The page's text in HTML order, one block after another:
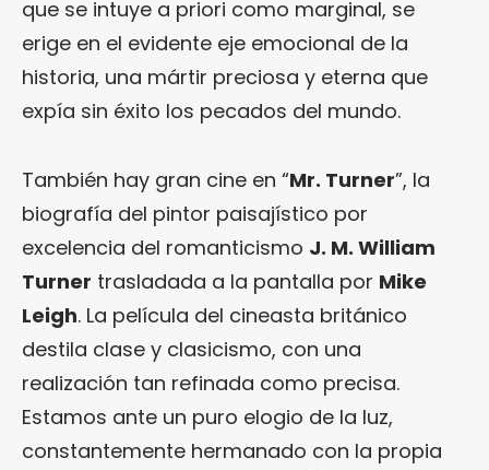
que se intuye a priori como marginal, se
erige en el evidente eje emocional de la
historia, una mártir preciosa y eterna que
expía sin éxito los pecados del mundo.
También hay gran cine en “Mr. Turner”, la
biografía del pintor paisajístico por
excelencia del romanticismo J. M. William
Turner trasladada a la pantalla por Mike
Leigh. La película del cineasta británico
destila clase y clasicismo, con una
realización tan refinada como precisa.
Estamos ante un puro elogio de la luz,
constantemente hermanado con la propia